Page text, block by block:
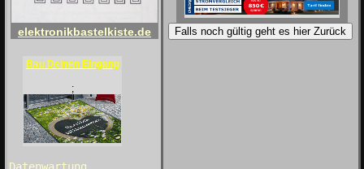
elektronikbastelkiste.de
Bau Deinen Eingang
;
Falls noch gültig geht es hier Zurück